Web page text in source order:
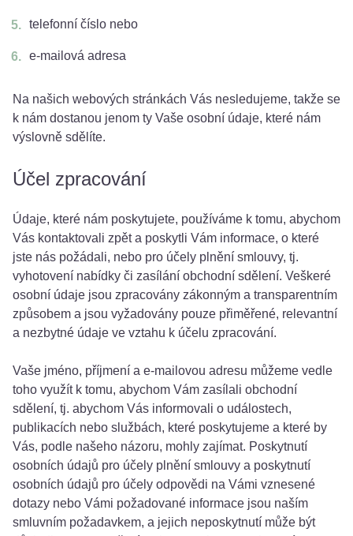
telefonní číslo nebo
e-mailová adresa
Na našich webových stránkách Vás nesledujeme, takže se
k nám dostanou jenom ty Vaše osobní údaje, které nám
výslovně sdělíte.
Účel zpracování
Údaje, které nám poskytujete, používáme k tomu, abychom
Vás kontaktovali zpět a poskytli Vám informace, o které
jste nás požádali, nebo pro účely plnění smlouvy, tj.
vyhotovení nabídky či zasílání obchodní sdělení. Veškeré
osobní údaje jsou zpracovány zákonným a transparentním
způsobem a jsou vyžadovány pouze přiměřené, relevantní
a nezbytné údaje ve vztahu k účelu zpracování.
Vaše jméno, příjmení a e-mailovou adresu můžeme vedle
toho využít k tomu, abychom Vám zasílali obchodní
sdělení, tj. abychom Vás informovali o událostech,
publikacích nebo službách, které poskytujeme a které by
Vás, podle našeho názoru, mohly zajímat. Poskytnutí
osobních údajů pro účely plnění smlouvy a poskytnutí
osobních údajů pro účely odpovědi na Vámi vznesené
dotazy nebo Vámi požadované informace jsou naším
smluvním požadavkem, a jejich neposkytnutí může být